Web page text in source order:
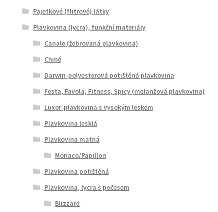
Pajetkové (flitrové) látky
Plavkovina (lycra), funkční materiály
Canale (žebrovaná plavkovina)
Chiné
Darwin-polyesterová potištěná plavkovina
Festa, Favola, Fitness, Spicy (melanžová plavkovina)
Luxor-plavkovina s vysokým leskem
Plavkovina lesklá
Plavkovina matná
Monaco/Papillon
Plavkovina potištěná
Plavkovina, lycra s počesem
Blizzard